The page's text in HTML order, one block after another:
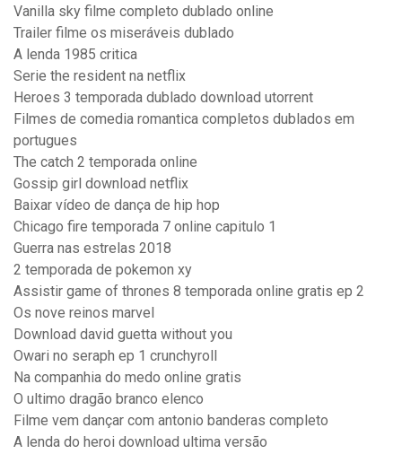
Vanilla sky filme completo dublado online
Trailer filme os miseráveis dublado
A lenda 1985 critica
Serie the resident na netflix
Heroes 3 temporada dublado download utorrent
Filmes de comedia romantica completos dublados em
portugues
The catch 2 temporada online
Gossip girl download netflix
Baixar vídeo de dança de hip hop
Chicago fire temporada 7 online capitulo 1
Guerra nas estrelas 2018
2 temporada de pokemon xy
Assistir game of thrones 8 temporada online gratis ep 2
Os nove reinos marvel
Download david guetta without you
Owari no seraph ep 1 crunchyroll
Na companhia do medo online gratis
O ultimo dragão branco elenco
Filme vem dançar com antonio banderas completo
A lenda do heroi download ultima versão